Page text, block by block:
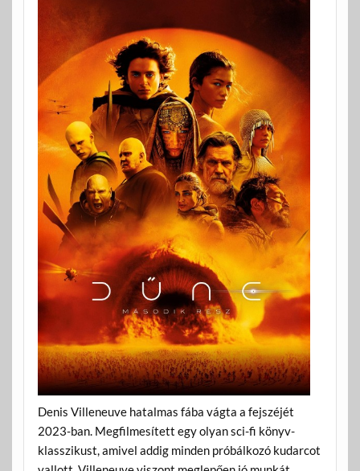
Denis Villeneuve hatalmas fába vágta a fejszéjét
2023-ban. Megfilmesített egy olyan sci-fi könyv-
klasszikust, amivel addig minden próbálkozó kudarcot